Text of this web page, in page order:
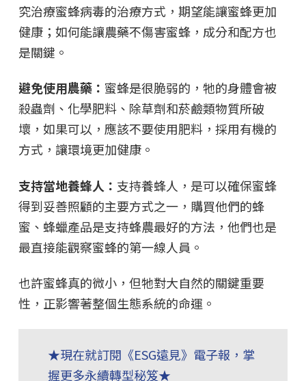
究治療蜜蜂病毒的治療方式，期望能讓蜜蜂更加
健康；如何能讓農藥不傷害蜜蜂，成分和配方也
是關鍵。
避免使用農藥： 蜜蜂是很脆弱的，牠的身體會被
殺蟲劑、化學肥料、除草劑和菸鹼類物質所破
壞，如果可以，應該不要使用肥料，採用有機的
方式，讓環境更加健康。
支持當地養蜂人： 支持養蜂人，是可以確保蜜蜂
得到妥善照顧的主要方式之一，購買他們的蜂
蜜、蜂蠟產品是支持蜂農最好的方法，他們也是
最直接能觀察蜜蜂的第一線人員。
也許蜜蜂真的微小，但牠對大自然的關鍵重要
性，正影響著整個生態系統的命運。
★現在就訂閱《ESG遠見》電子報，掌
握更多永續轉型秘笈★